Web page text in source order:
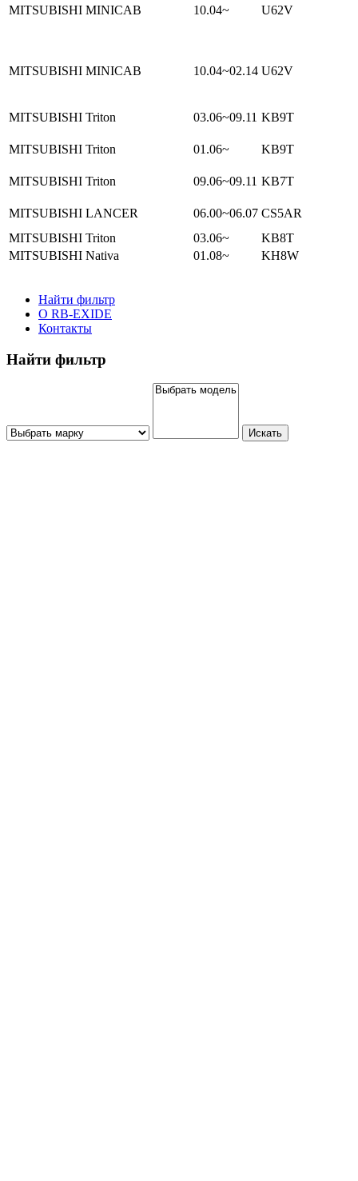
MITSUBISHI MINICAB 10.04~ U62V
MITSUBISHI MINICAB 10.04~02.14 U62V
MITSUBISHI Triton 03.06~09.11 KB9T
MITSUBISHI Triton 01.06~ KB9T
MITSUBISHI Triton 09.06~09.11 KB7T
MITSUBISHI LANCER 06.00~06.07 CS5AR
MITSUBISHI Triton
03.06~
KB8T
MITSUBISHI Nativa
01.08~ KH8W
Найти фильтр
О RB-EXIDE
Контакты
Найти фильтр
Искать